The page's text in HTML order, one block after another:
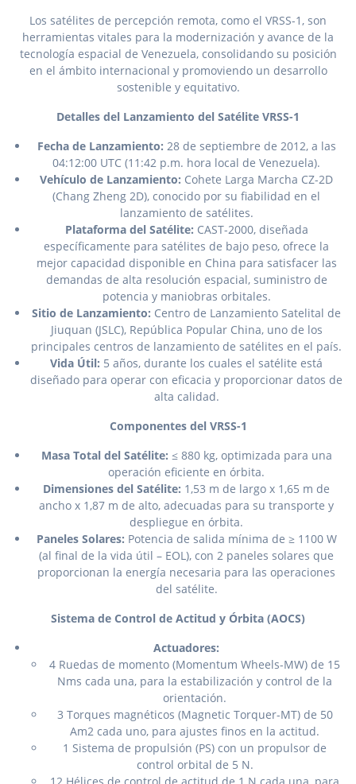
Los satélites de percepción remota, como el VRSS-1, son
herramientas vitales para la modernización y avance de la
tecnología espacial de Venezuela, consolidando su posición
en el ámbito internacional y promoviendo un desarrollo
sostenible y equitativo.
Detalles del Lanzamiento del Satélite VRSS-1
Fecha de Lanzamiento: 28 de septiembre de 2012, a las
04:12:00 UTC (11:42 p.m. hora local de Venezuela).
Vehículo de Lanzamiento: Cohete Larga Marcha CZ-2D
(Chang Zheng 2D), conocido por su fiabilidad en el
lanzamiento de satélites.
Plataforma del Satélite: CAST-2000, diseñada
específicamente para satélites de bajo peso, ofrece la
mejor capacidad disponible en China para satisfacer las
demandas de alta resolución espacial, suministro de
potencia y maniobras orbitales.
Sitio de Lanzamiento: Centro de Lanzamiento Satelital de
Jiuquan (JSLC), República Popular China, uno de los
principales centros de lanzamiento de satélites en el país.
Vida Útil: 5 años, durante los cuales el satélite está
diseñado para operar con eficacia y proporcionar datos de
alta calidad.
Componentes del VRSS-1
Masa Total del Satélite: ≤ 880 kg, optimizada para una
operación eficiente en órbita.
Dimensiones del Satélite: 1,53 m de largo x 1,65 m de
ancho x 1,87 m de alto, adecuadas para su transporte y
despliegue en órbita.
Paneles Solares: Potencia de salida mínima de ≥ 1100 W
(al final de la vida útil – EOL), con 2 paneles solares que
proporcionan la energía necesaria para las operaciones
del satélite.
Sistema de Control de Actitud y Órbita (AOCS)
Actuadores:
4 Ruedas de momento (Momentum Wheels-MW) de 15
Nms cada una, para la estabilización y control de la
orientación.
3 Torques magnéticos (Magnetic Torquer-MT) de 50
Am2 cada uno, para ajustes finos en la actitud.
1 Sistema de propulsión (PS) con un propulsor de
control orbital de 5 N.